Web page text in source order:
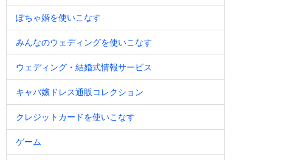
ぽちゃ婚を使いこなす
みんなのウェディングを使いこなす
ウェディング・結婚式情報サービス
キャバ嬢ドレス通販コレクション
クレジットカードを使いこなす
ゲーム